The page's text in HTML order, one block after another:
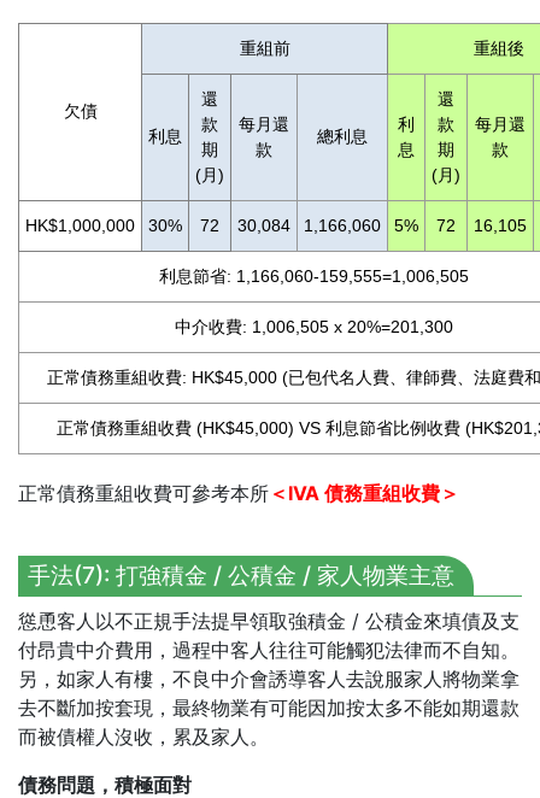
欠債
重組前 重組後
利息
還
款
期
(月)
每月還
款
總利息
利
息
還
款
期
(月)
每月還
款
HK$1,000,000 30% 72 30,084 1,166,060 5% 72 16,105
利息節省: 1,166,060-159,555=1,006,505
中介收費: 1,006,505 x 20%=201,300
正常債務重組收費: HK$45,000 (已包代名人費、律師費、法庭費
正常債務重組收費 (HK$45,000) VS 利息節省比例收費
正常債務重組收費可參考本所 ＜IVA 債務重組收費＞
手法(7): 打強積金 / 公積金 / 家人物業主意
慫恿客人以不正規手法提早領取強積金 / 公積金來填債及支
付昂貴中介費用，過程中客人往往可能觸犯法律而不自知。
另，如家人有樓，不良中介會誘導客人去說服家人將物業拿
去不斷加按套現，最終物業有可能因加按太多不能如期還款
而被債權人沒收，累及家人。
債務問題，積極面對